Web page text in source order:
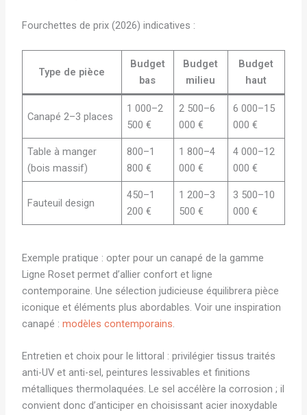
Fourchettes de prix (2026) indicatives :
Type de pièce
Budget
bas
Budget
milieu
Budget
haut
Canapé 2–3 places
1 000–2
500 €
2 500–6
000 €
6 000–15
000 €
Table à manger
(bois massif)
800–1
800 €
1 800–4
000 €
4 000–12
000 €
Fauteuil design
450–1
200 €
1 200–3
500 €
3 500–10
000 €
Exemple pratique : opter pour un canapé de la gamme
Ligne Roset permet d’allier confort et ligne
contemporaine. Une sélection judicieuse équilibrera pièce
iconique et éléments plus abordables. Voir une inspiration
canapé : modèles contemporains.
Entretien et choix pour le littoral : privilégier tissus traités
anti-UV et anti-sel, peintures lessivables et finitions
métalliques thermolaquées. Le sel accélère la corrosion ; il
convient donc d’anticiper en choisissant acier inoxydable